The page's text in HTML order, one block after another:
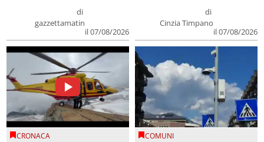
di
gazzettamatin
il 07/08/2026
di
Cinzia Timpano
il 07/08/2026
CRONACA COMUNI